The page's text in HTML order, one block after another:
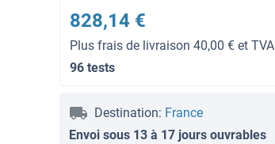
828,14 €
Plus frais de livraison 40,00 € et TVA
96 tests
Destination: France
Envoi sous 13 à 17 jours ouvrables